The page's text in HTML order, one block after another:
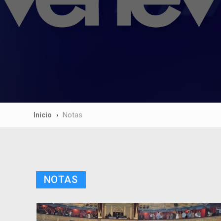
Inicio Notas
NOTAS